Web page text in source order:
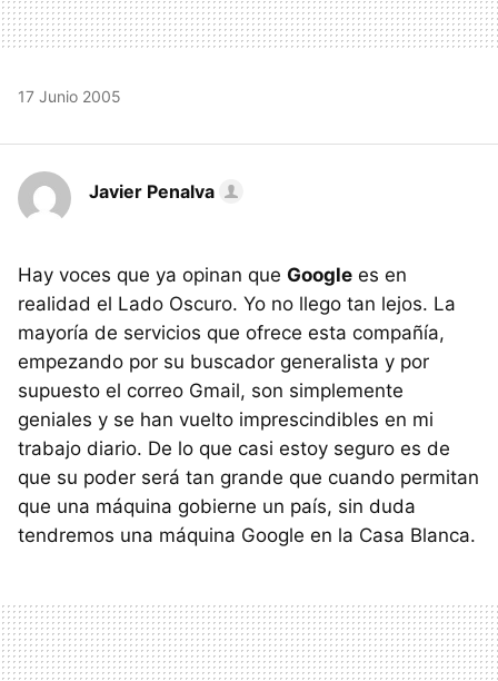
17 Junio 2005
Javier Penalva
Hay voces que ya opinan que Google es en
realidad el Lado Oscuro. Yo no llego tan lejos. La
mayoría de servicios que ofrece esta compañía,
empezando por su buscador generalista y por
supuesto el correo Gmail, son simplemente
geniales y se han vuelto imprescindibles en mi
trabajo diario. De lo que casi estoy seguro es de
que su poder será tan grande que cuando permitan
que una máquina gobierne un país, sin duda
tendremos una máquina Google en la Casa Blanca.